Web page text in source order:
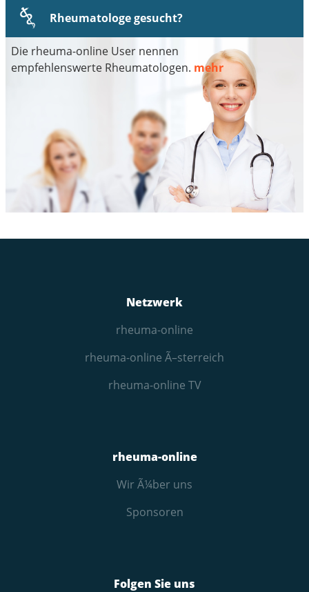
Rheumatologe gesucht?
Die rheuma-online User nennen
empfehlenswerte Rheumatologen. mehr
Netzwerk
rheuma-online
rheuma-online Ã–sterreich
rheuma-online TV
rheuma-online
Wir Ã¼ber uns
Sponsoren
Folgen Sie uns